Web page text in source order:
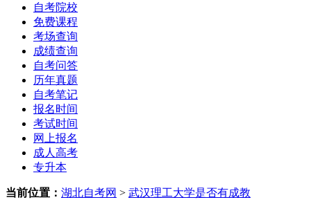
自考院校
免费课程
考场查询
成绩查询
自考问答
历年真题
自考笔记
报名时间
考试时间
网上报名
成人高考
专升本
当前位置： 湖北自考网 > 武汉理工大学是否有成教